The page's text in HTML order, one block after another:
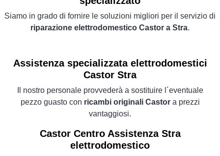
Siamo in grado di fornire le soluzioni migliori per il servizio di
riparazione elettrodomestico Castor a Stra.
Assistenza specializzata elettrodomestici
Castor Stra
Il nostro personale provvederà a sostituire l´eventuale
pezzo guasto con ricambi originali Castora prezzi
vantaggiosi.
Castor Centro Assistenza Stra
elettrodomestico